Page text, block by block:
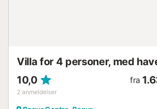
Villa for 4 personer, med
10,0
2 anmeldelser
fra